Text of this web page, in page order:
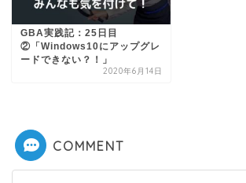
GBA実践記：25日目
②「Windows10にアップグレ
ードできない？！」
2020年6月14日
COMMENT